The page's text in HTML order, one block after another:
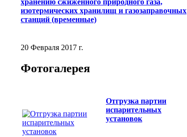
изотермических хранилищ и газозаправочных
станций (временные)
20 Февраля 2017 г.
Фотогалерея
Отгрузка партии
испарительных
установок